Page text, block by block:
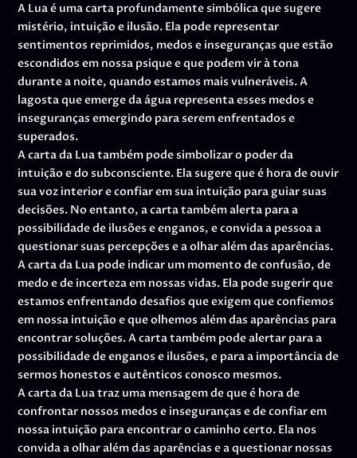
A Lua é uma carta profundamente simbólica que sugere
mistério, intuição e ilusão. Ela pode representar
sentimentos reprimidos, medos e inseguranças que estão
escondidos em nossa psique e que podem vir à tona
durante a noite, quando estamos mais vulneráveis. A
lagosta que emerge da água representa esses medos e
inseguranças emergindo para serem enfrentados e
superados.
A carta da Lua também pode simbolizar o poder da
intuição e do subconsciente. Ela sugere que é hora de ouvir
sua voz interior e confiar em sua intuição para guiar suas
decisões. No entanto, a carta também alerta para a
possibilidade de ilusões e enganos, e convida a pessoa a
questionar suas percepções e a olhar além das aparências.
A carta da Lua pode indicar um momento de confusão, de
medo e de incerteza em nossas vidas. Ela pode sugerir que
estamos enfrentando desafios que exigem que confiemos
em nossa intuição e que olhemos além das aparências para
encontrar soluções. A carta também pode alertar para a
possibilidade de enganos e ilusões, e para a importância de
sermos honestos e autênticos conosco mesmos.
A carta da Lua traz uma mensagem de que é hora de
confrontar nossos medos e inseguranças e de confiar em
nossa intuição para encontrar o caminho certo. Ela nos
convida a olhar além das aparências e a questionar nossas